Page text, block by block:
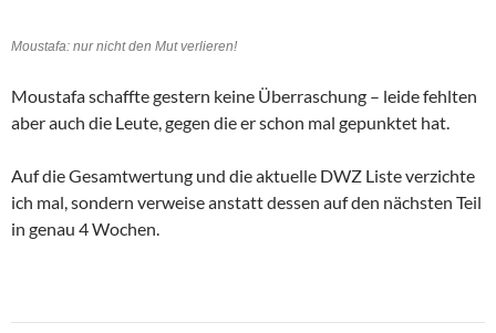
Moustafa: nur nicht den Mut verlieren!
Moustafa schaffte gestern keine Überraschung – leide fehlten
aber auch die Leute, gegen die er schon mal gepunktet hat.
Auf die Gesamtwertung und die aktuelle DWZ Liste verzichte
ich mal, sondern verweise anstatt dessen auf den nächsten Teil
in genau 4 Wochen.